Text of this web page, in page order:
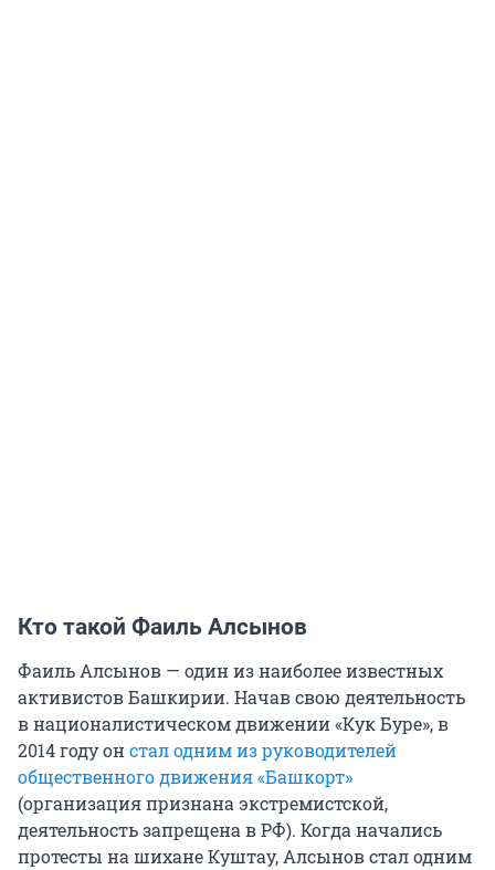
Кто такой Фаиль Алсынов
Фаиль Алсынов — один из наиболее известных
активистов Башкирии. Начав свою деятельность
в националистическом движении «Кук Буре», в
2014 году онстал одним из руководителей
общественного движения «Башкорт»
(организация признана экстремистской,
деятельность запрещена в РФ). Когда начались
протесты на шихане Куштау, Алсынов стал одним